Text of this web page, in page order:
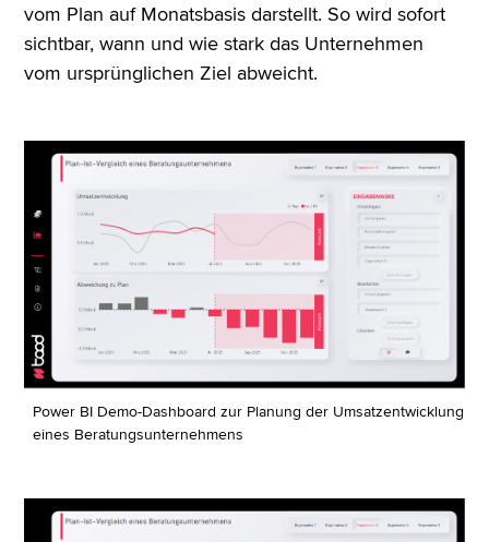
vom Plan auf Monatsbasis darstellt. So wird sofort
sichtbar, wann und wie stark das Unternehmen
vom ursprünglichen Ziel abweicht.
Power BI Demo-Dashboard zur Planung der Umsatzentwicklung
eines Beratungsunternehmens